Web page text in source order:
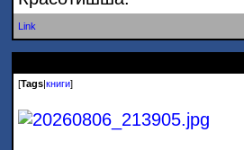
Link
[Tags книги]